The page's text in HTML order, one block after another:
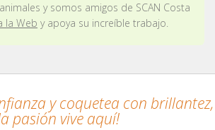
y somos amigos de SCAN Costa
la Web y apoya su increíble trabajo.
y coquetea con brillantez,
pasión vive aquí!